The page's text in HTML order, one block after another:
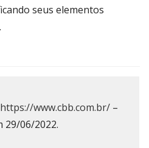
seus elementos
https://www.cbb.com.br/ –
29/06/2022.